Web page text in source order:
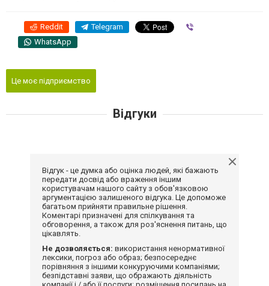
Reddit Telegram
WhatsApp
Це моє підприємство
Відгуки
Відгук - це думка або оцінка людей, які бажають
передати досвід або враження іншим
користувачам нашого сайту з обов'язковою
аргументацією залишеного відгука. Це допоможе
багатьом прийняти правильне рішення.
Коментарі призначені для спілкування та
обговорення, а також для роз'яснення питань, що
цікавлять.
Не дозволяється: використання ненормативної
лексики, погроз або образ; безпосереднє
порівняння з іншими конкуруючими компаніями;
безпідставні заяви, що ображають діяльність